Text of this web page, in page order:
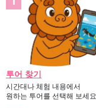
투어 찾기
시간대나 체험 내용에서
원하는 투어를 선택해 보세요